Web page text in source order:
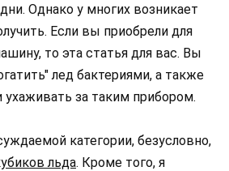
Однако у многих возникает
Если вы приобрели для
то эта статья для вас. Вы
лед бактериями, а также
ухаживать за таким прибором.
категории, безусловно,
льда. Кроме того, я